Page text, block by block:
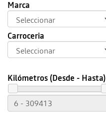
Marca
Carroceria
Kilómetros (Desde - Hasta)